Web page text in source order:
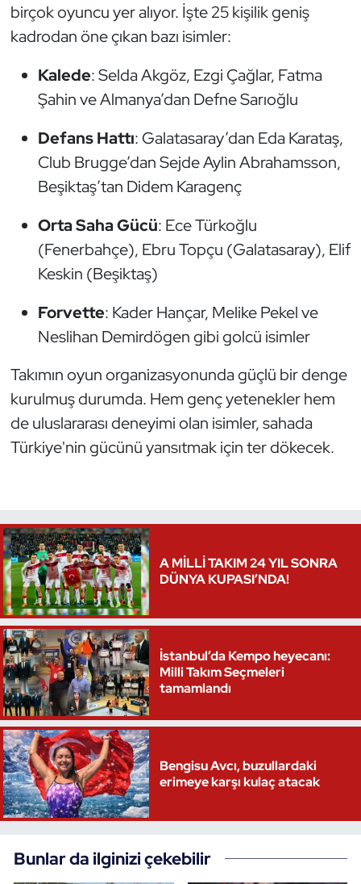
birçok oyuncu yer alıyor. İşte 25 kişilik geniş
kadrodan öne çıkan bazı isimler:
Kalede: Selda Akgöz, Ezgi Çağlar, Fatma
Şahin ve Almanya’dan Defne Sarıoğlu
Defans Hattı: Galatasaray’dan Eda Karataş,
Club Brugge’dan Sejde Aylin Abrahamsson,
Beşiktaş’tan Didem Karagenç
Orta Saha Gücü: Ece Türkoğlu
(Fenerbahçe), Ebru Topçu (Galatasaray), Elif
Keskin (Beşiktaş)
Forvette: Kader Hançar, Melike Pekel ve
Neslihan Demirdögen gibi golcü isimler
Takımın oyun organizasyonunda güçlü bir denge
kurulmuş durumda. Hem genç yetenekler hem
de uluslararası deneyimi olan isimler, sahada
Türkiye'nin gücünü yansıtmak için ter dökecek.
A MİLLİ TAKIM 24 YIL SONRA
DÜNYA KUPASI’NDA!
İstanbul’da Kempo heyecanı:
Milli Takım Seçmeleri
tamamlandı
Bengisu Avcı, buzullardaki
erimeye karşı kulaç atacak
Bunlar da ilginizi çekebilir
Triatlon
Voleybol
Vücut Geliştirme Fitness
Wushu Kungfu
Yelken